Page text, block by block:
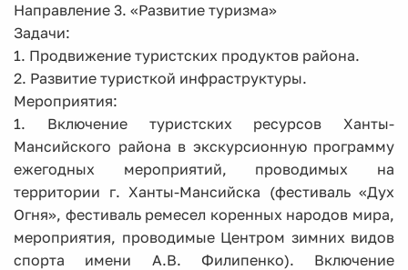
Направление 3. «Развитие туризма»
Задачи:
1. Продвижение туристских продуктов района.
2. Развитие туристкой инфраструктуры.
Мероприятия:
1. Включение туристских ресурсов Ханты-
Мансийского района в экскурсионную программу
ежегодных мероприятий, проводимых на
территории г. Ханты-Мансийска (фестиваль «Дух
Огня», фестиваль ремесел коренных народов мира,
мероприятия, проводимые Центром зимних видов
спорта имени А.В. Филипенко). Включение